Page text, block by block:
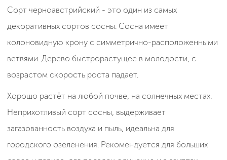
Сорт черноавстрийский - это один из самых
декоративных сортов сосны. Сосна имеет
колоновидную крону с симметрично-расположенными
ветвями. Дерево быстрорастущее в молодости, с
возрастом скорость роста падает.
Хорошо растёт на любой почве, на солнечных местах.
Неприхотливый сорт сосны, выдерживает
загазованность воздуха и пыль, идеальна для
городского озеленения. Рекомендуется для больших